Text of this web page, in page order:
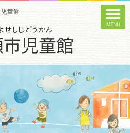
童館
せしじどうかん
児童館